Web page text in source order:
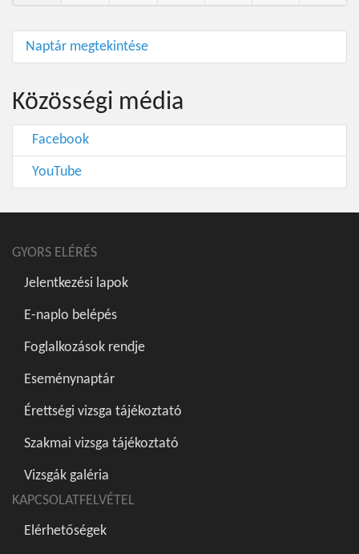
Naptár megtekintése
Közösségi média
Facebook
YouTube
GYORS ELÉRÉS
Jelentkezési lapok
E-naplo belépés
Foglalkozások rendje
Eseménynaptár
Érettségi vizsga tájékoztató
Szakmai vizsga tájékoztató
Vizsgák galéria
KAPCSOLATFELVÉTEL
Elérhetőségek